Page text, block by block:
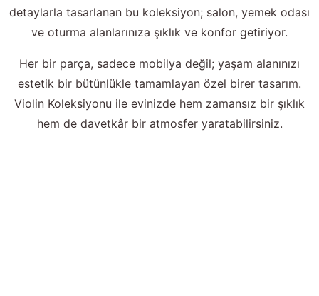
detaylarla tasarlanan bu koleksiyon; salon, yemek odası
ve oturma alanlarınıza şıklık ve konfor getiriyor.
Her bir parça, sadece mobilya değil; yaşam alanınızı
estetik bir bütünlükle tamamlayan özel birer tasarım.
Violin Koleksiyonu ile evinizde hem zamansız bir şıklık
hem de davetkâr bir atmosfer yaratabilirsiniz.